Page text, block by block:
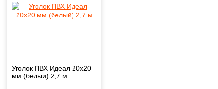
Уголок ПВХ Идеал 20х20
мм (белый) 2,7 м